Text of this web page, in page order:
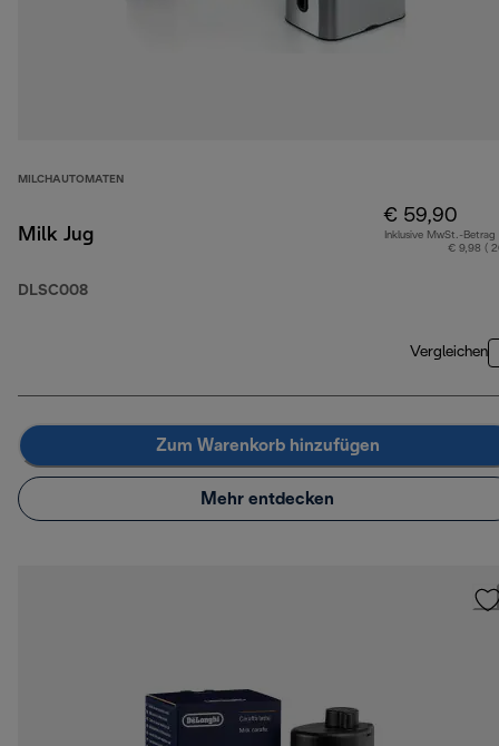
MILCHAUTOMATEN
Milk Jug
DLSC008
€ 59,90
Inklusive MwSt.-Betrag
€ 9,98 (
Vergleichen
Zum Warenkorb hinzufügen
Mehr entdecken